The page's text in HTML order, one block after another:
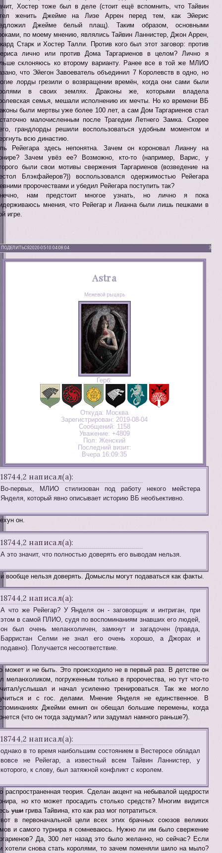
Хостер тоже был в деле (стоит ещё вспомнить, что Тайвин
женить Джейме на Лизе Аррен перед тем, как Эйерис
Джейме белый плащ). Таким образом, основными
по моему мнению, являлись Тайвин Ланнистер, Джон Аррен,
Старк и Хостер Талли. Против кого был этот заговор: против
лично или против Дома Таргариенов в целом? Лично я
склоняюсь ко второму варианту. Ранее все в той же МЛИО
что Эйегон Завоеватель объединил 7 Королевств в одно, но
лорды грезили о возвращении времён, когда они сами были
в своих землях. Драконы же, которыми владела
семья, мешали исполнению их мечты. Но ко времени ВБ
были мертвы уже более 100 лет, а сам Дом Таргариенов стал
малочисленным после Трагедии Летнего Замка. Скорее
грандлорды решили воспользоваться удобным моментом и
всю династию.
Рейегара здесь непонятна. Зачем он короновал Лианну на
Зачем увёз ее? Возможно, кто-то (например, Варис, у
были свои мотивы свержения Таргариенов (возведение на
Блэкфайеров?)) воспользовался одержимостью Рейегара
пророчествами и убедил Рейегара поступить так?
нам предстоит многое узнать, но лично я пока
мнения, что Рейегар и Лианна были лишь пешками в
игре.
ПОДЕЛИТЬСЯ 3
2020-05-10 04:08:04
Astra
Межевой рыцарь
Герб:
Откуда: Москва
Зарегистрирован: 2019-08-04
Сообщений: 1158
Уважение: +4809
Пол: Женский
Последний визит:
Вчера 16:09:35
18744,2 написал(а):
Во-первых, МЛИО стилизован под работу некого мейстера
Янделя, который явно описывает историю ВБ необъективно.
он.
18744,2 написал(а):
А это значит, что полностью доверять его выводам нельзя.
вообще нельзя доверять. Домыслы могут подаваться как факты.
18744,2 написал(а):
А что же Рейегар? У Янделя он - заговорщик и интриган, при
этом в самой ПЛИО, судя по воспоминаниям знавших его людей,
он был очень меланхоличен, замкнут и загадочен (правда,
Барристан Селми не знал его очень хорошо, а Джорах и
подавно). Получается несоответствие.
может и не быть. Это происходило не в первый раз. В детстве он
меланхоликом, погруженным только в пророчества, но тут что-то
услышал и начал усиленно тренироваться. Так же могло
и с гос. делами. Мнение Янделя не единственное. В
Джейми емнип он обещал большие перемены, когда
(что он тогда задумал? или задумал намного раньше?).
18744,2 написал(а):
однако в то время наибольшим состоянием в Вестеросе обладал
вовсе не Рейегар, а известный всем Тайвин Ланнистер, у
которого, к слову, был затяжной конфликт с королем.
распространенная теория. Сделан акцент на небывалой щедрости
но кто может просадить столько средств? Многим видится
ушигрива Тайвина, кто как раз мог потратиться.
в первоначальной цели всех этих брачных союзов великих
и самого турнира я сомневаюсь. Нужно ли им было свержение
Да, 300 лет назад это было желанно, но сейчас? Если
хотели снова стать королями, то зачем поменяли шило на мыло?